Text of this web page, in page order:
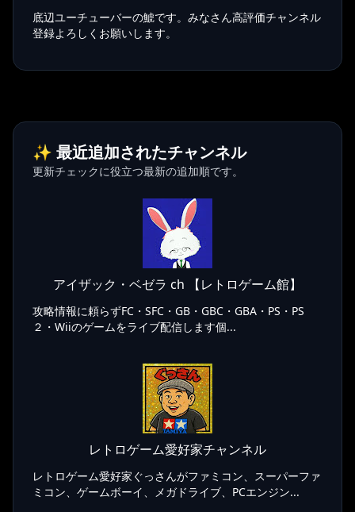
底辺ユーチューバーの鯱です。みなさん高評価チャンネル
登録よろしくお願いします。
✨ 最近追加されたチャンネル
更新チェックに役立つ最新の追加順です。
アイザック・ベゼラ ch 【レトロゲーム館】
攻略情報に頼らずFC・SFC・GB・GBC・GBA・PS・PS
２・Wiiのゲームをライブ配信します個...
レトロゲーム愛好家チャンネル
レトロゲーム愛好家ぐっさんがファミコン、スーパーファ
ミコン、ゲームボーイ、メガドライブ、PCエンジン...